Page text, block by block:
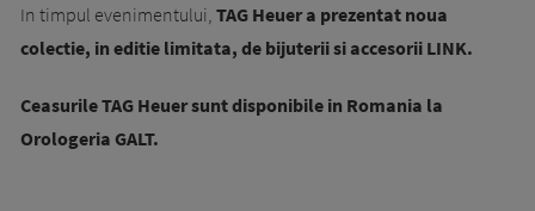
In timpul evenimentului, TAG Heuer a prezentat noua
colectie, in editie limitata, de bijuterii si accesorii LINK.
Ceasurile TAG Heuer sunt disponibile in Romania la
Orologeria GALT.